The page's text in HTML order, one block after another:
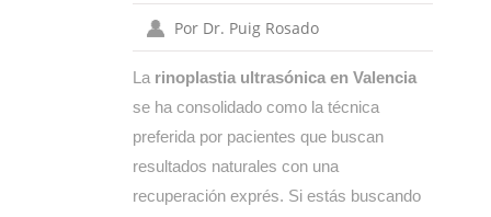
Por Dr. Puig Rosado
La rinoplastia ultrasónica en Valencia
se ha consolidado como la técnica
preferida por pacientes que buscan
resultados naturales con una
recuperación exprés. Si estás buscando